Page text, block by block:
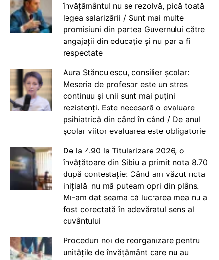
învățământul nu se rezolvă, pică toată
legea salarizării / Sunt mai multe
promisiuni din partea Guvernului către
angajații din educație și nu par a fi
respectate
Aura Stănculescu, consilier școlar:
Meseria de profesor este un stres
continuu și unii sunt mai puțini
rezistenți. Este necesară o evaluare
psihiatrică din când în când / De anul
școlar viitor evaluarea este obligatorie
De la 4.90 la Titularizare 2026, o
învățătoare din Sibiu a primit nota 8.70
după contestație: Când am văzut nota
inițială, nu mă puteam opri din plâns.
Mi-am dat seama că lucrarea mea nu a
fost corectată în adevăratul sens al
cuvântului
Proceduri noi de reorganizare pentru
unitățile de învățământ care nu au